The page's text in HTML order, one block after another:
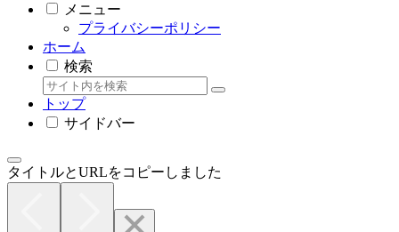
メニュー
プライバシーポリシー
ホーム
検索
トップ
サイドバー
タイトルとURLをコピーしました